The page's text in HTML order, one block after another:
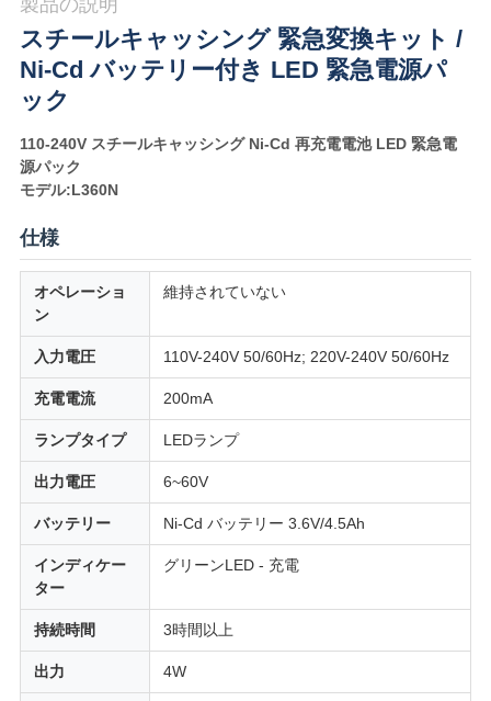
連
絡
し
な
さ
い
引
用
を
要
求
し
な
さ
い
スチールキャッシング 緊急変換キット /
Ni-Cd バッテリー付き LED 緊急電源パ
ック
110-240V スチールキャッシング Ni-Cd 再充電電池 LED 緊急電
源パック
モデル:L360N
仕様
オペレーショ
ン
維持されていない
入力電圧 110V-240V 50/60Hz; 220V-240V 50/60Hz
充電電流 200mA
ランプタイプ LEDランプ
出力電圧 6~60V
バッテリー Ni-Cd バッテリー 3.6V/4.5Ah
インディケー
ター
グリーンLED - 充電
持続時間 3時間以上
出力 4W